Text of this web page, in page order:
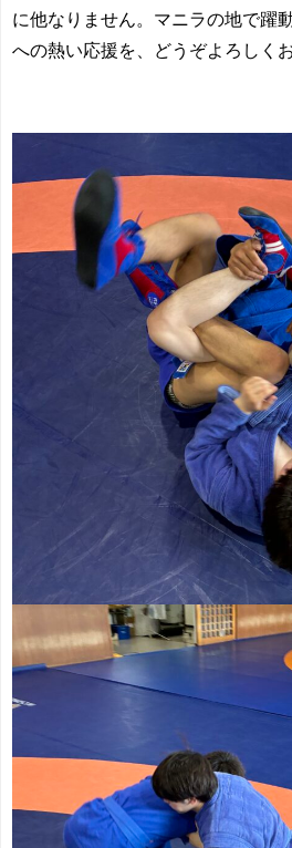
に他なりません。マニラの地で躍
への熱い応援を、どうぞよろしく